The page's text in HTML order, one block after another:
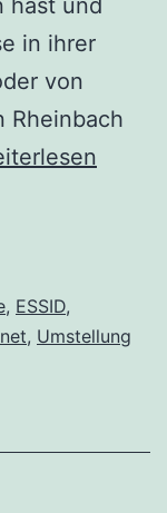
in ihrer
von
Rheinbach
, ESSID,
, Umstellung